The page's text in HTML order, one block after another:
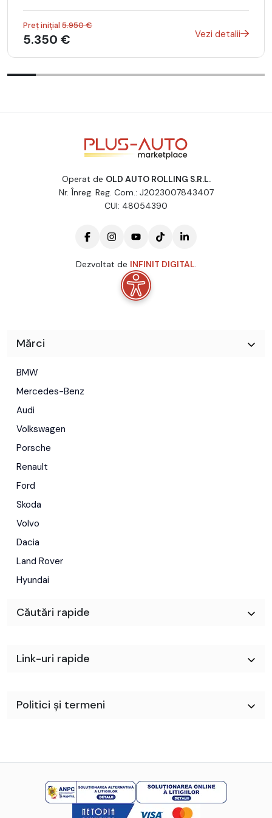
Preț inițial 5.950 €
5.350 € Vezi detalii
Operat de OLD AUTO ROLLING S.R.L.
Nr. Înreg. Reg. Com.: J2023007843407
CUI: 48054390
Dezvoltat de INFINIT DIGITAL.
Mărci
BMW
Mercedes-Benz
Audi
Volkswagen
Porsche
Renault
Ford
Skoda
Volvo
Dacia
Land Rover
Hyundai
Căutări rapide
Link-uri rapide
Politici și termeni